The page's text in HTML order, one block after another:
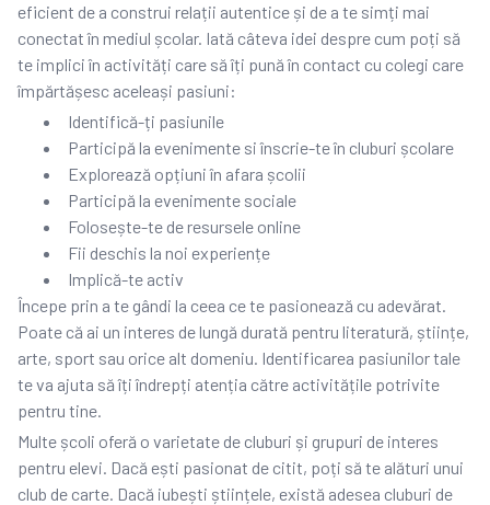
eficient de a construi relații autentice și de a te simți mai
conectat în mediul școlar. Iată câteva idei despre cum poți să
te implici în activități care să îți pună în contact cu colegi care
împărtășesc aceleași pasiuni:
Identifică-ți pasiunile
Participă la evenimente si înscrie-te în cluburi școlare
Explorează opțiuni în afara școlii
Participă la evenimente sociale
Folosește-te de resursele online
Fii deschis la noi experiențe
Implică-te activ
Începe prin a te gândi la ceea ce te pasionează cu adevărat.
Poate că ai un interes de lungă durată pentru literatură, științe,
arte, sport sau orice alt domeniu. Identificarea pasiunilor tale
te va ajuta să îți îndrepți atenția către activitățile potrivite
pentru tine.
Multe școli oferă o varietate de cluburi și grupuri de interes
pentru elevi. Dacă ești pasionat de citit, poți să te alături unui
club de carte. Dacă iubești științele, există adesea cluburi de